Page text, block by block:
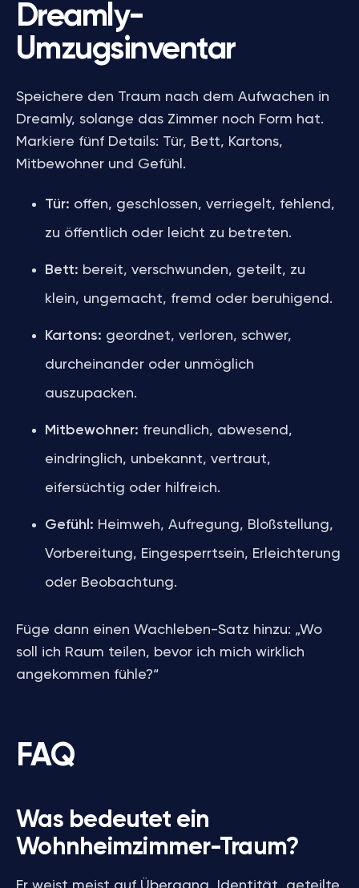
Dreamly-
Umzugsinventar
Speichere den Traum nach dem Aufwachen in
Dreamly, solange das Zimmer noch Form hat.
Markiere fünf Details: Tür, Bett, Kartons,
Mitbewohner und Gefühl.
Tür: offen, geschlossen, verriegelt, fehlend,
zu öffentlich oder leicht zu betreten.
Bett: bereit, verschwunden, geteilt, zu
klein, ungemacht, fremd oder beruhigend.
Kartons: geordnet, verloren, schwer,
durcheinander oder unmöglich
auszupacken.
Mitbewohner: freundlich, abwesend,
eindringlich, unbekannt, vertraut,
eifersüchtig oder hilfreich.
Gefühl: Heimweh, Aufregung, Bloßstellung,
Vorbereitung, Eingesperrtsein, Erleichterung
oder Beobachtung.
Füge dann einen Wachleben-Satz hinzu: „Wo
soll ich Raum teilen, bevor ich mich wirklich
angekommen fühle?“
FAQ
Was bedeutet ein
Wohnheimzimmer-Traum?